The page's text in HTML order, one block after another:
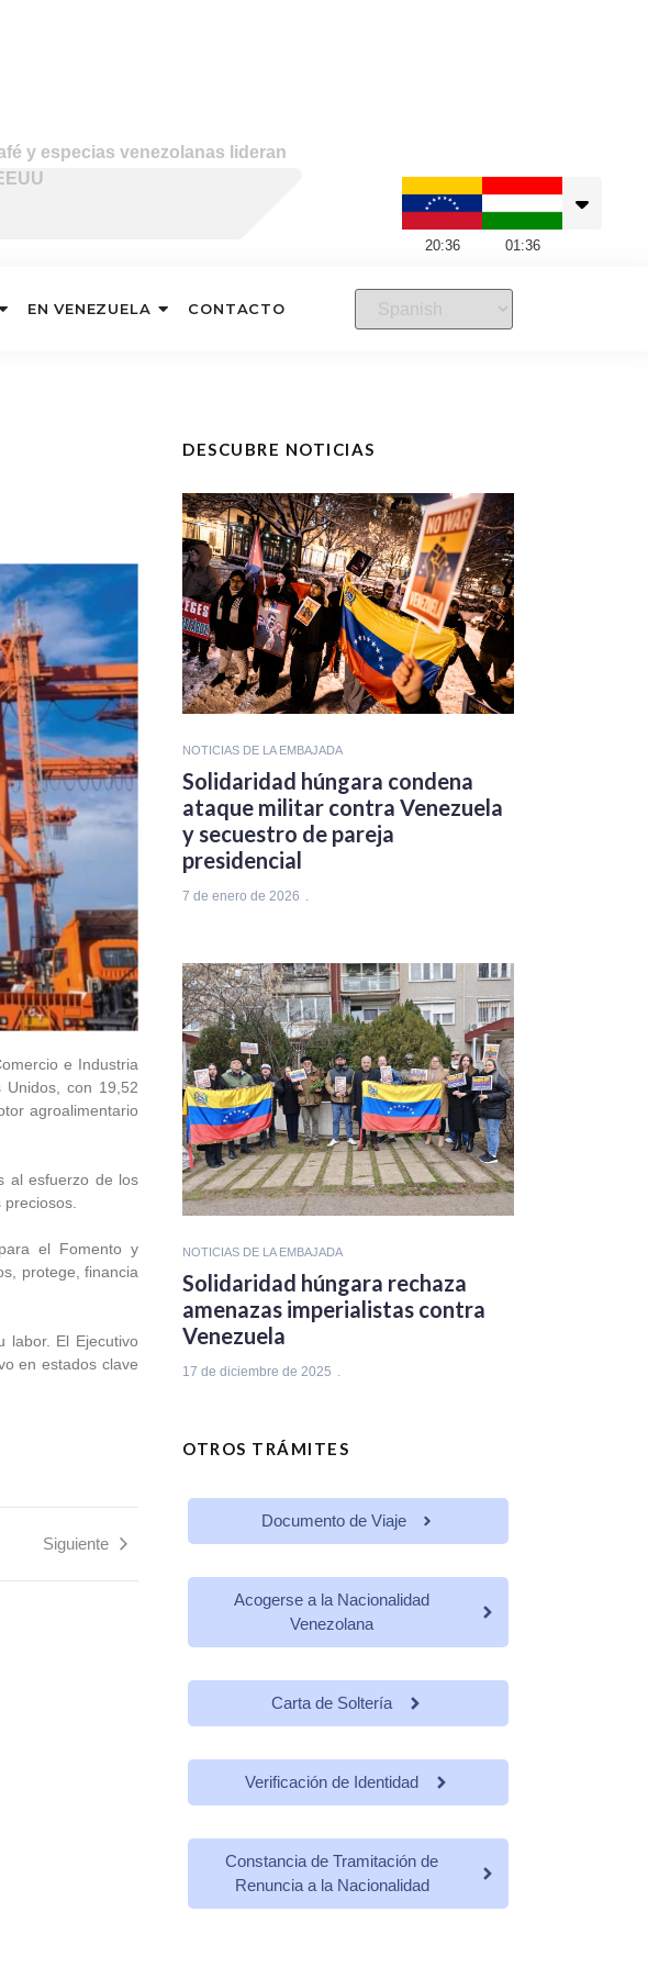
y especias venezolanas lideran
20:36 01 :36
EN VENEZUELA CONTACTO
e Industria
con 19,52
agroalimentario
al esfuerzo de los
preciosos.
el Fomento y
protege, financia
labor. El Ejecutivo
en estados clave
Siguiente
DESCUBRE NOTICIAS
NOTICIAS DE LA EMBAJADA
Solidaridad húngara condena
ataque militar contra Venezuela
y secuestro de pareja
presidencial
7 de enero de 2026
NOTICIAS DE LA EMBAJADA
Solidaridad húngara rechaza
amenazas imperialistas contra
Venezuela
17 de diciembre de 2025
OTROS TRÁMITES
Documento de Viaje
Acogerse a la Nacionalidad
Venezolana
Carta de Soltería
Verificación de Identidad
Constancia de Tramitación de
Renuncia a la Nacionalidad